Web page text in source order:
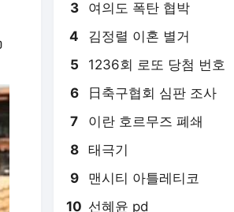
3 여의도 폭탄 협박
4 김정렬 이혼 별거
5 1236회 로또 당첨 번호
6 日축구협회 심판 조사
7 이란 호르무즈 폐쇄
8 태극기
9 맨시티 아틀레티코
10 선혜윤 pd